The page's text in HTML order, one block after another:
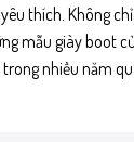
thích. Không
mẫu giày boot
nhiều năm